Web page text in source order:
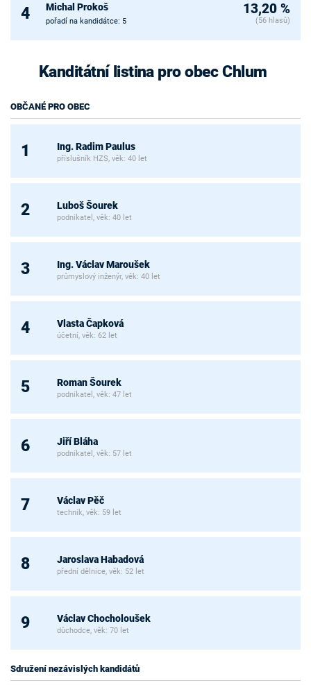
4 Michal Prokoš
pořadí na kandidátce: 5
13,20 %
(56 hlasů)
Kanditátní listina pro obec Chlum
OBČANÉ PRO OBEC
1 Ing. Radim Paulus
příslušník HZS, věk: 40 let
2 Luboš Šourek
podnikatel, věk: 40 let
3 Ing. Václav Maroušek
průmyslový inženýr, věk: 40 let
4 Vlasta Čapková
účetní, věk: 62 let
5 Roman Šourek
podnikatel, věk: 47 let
6 Jiří Bláha
podnikatel, věk: 57 let
7 Václav Pěč
technik, věk: 59 let
8 Jaroslava Habadová
přední dělnice, věk: 52 let
9 Václav Chocholoušek
důchodce, věk: 70 let
Sdružení nezávislých kandidátů